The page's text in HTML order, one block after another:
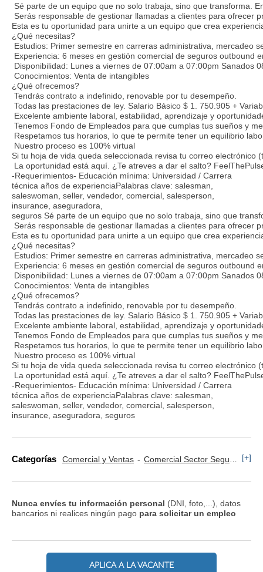
Sé parte de un equipo que no solo trabaja, sino que transforma.
Serás responsable de gestionar llamadas a clientes para ofrecer
Esta es tu oportunidad para unirte a un equipo que crea
¿Qué necesitas?
Estudios: Primer semestre en carreras administrativa, mercadeo
Experiencia: 6 meses en gestión comercial de seguros outbound
Disponibilidad: Lunes a viernes de 07:00am a 07:00pm Sanados
Conocimientos: Venta de intangibles
¿Qué ofrecemos?
Tendrás contrato a indefinido, renovable por tu desempeño.
Todas las prestaciones de ley. Salario Básico $ 1. 750.905 +
Excelente ambiente laboral, estabilidad, aprendizaje y
Tenemos Fondo de Empleados para que cumplas tus sueños y
Respetamos tus horarios, lo que te permite tener un equilibrio
Nuestro proceso es 100% virtual
Si tu hoja de vida queda seleccionada revisa tu correo
La oportunidad está aquí. ¿Te atreves a dar el salto?
-Requerimientos- Educación mínima: Universidad / Carrera
técnica años de experienciaPalabras clave: salesman,
saleswoman, seller, vendedor, comercial, salesperson,
insurance, aseguradora,
seguros Sé parte de un equipo que no solo trabaja, sino que
Serás responsable de gestionar llamadas a clientes para ofrecer
Esta es tu oportunidad para unirte a un equipo que crea
¿Qué necesitas?
Estudios: Primer semestre en carreras administrativa, mercadeo
Experiencia: 6 meses en gestión comercial de seguros outbound
Disponibilidad: Lunes a viernes de 07:00am a 07:00pm Sanados
Conocimientos: Venta de intangibles
¿Qué ofrecemos?
Tendrás contrato a indefinido, renovable por tu desempeño.
Todas las prestaciones de ley. Salario Básico $ 1. 750.905 +
Excelente ambiente laboral, estabilidad, aprendizaje y
Tenemos Fondo de Empleados para que cumplas tus sueños y
Respetamos tus horarios, lo que te permite tener un equilibrio
Nuestro proceso es 100% virtual
Si tu hoja de vida queda seleccionada revisa tu correo
La oportunidad está aquí. ¿Te atreves a dar el salto?
-Requerimientos- Educación mínima: Universidad / Carrera
técnica años de experienciaPalabras clave: salesman,
saleswoman, seller, vendedor, comercial, salesperson,
insurance, aseguradora, seguros
Categorías Comercial y Ventas Comercial Sector Seguros [+]
Nunca envíes tu información personal (DNI, foto,...), datos
bancarios ni realices ningún pago para solicitar un empleo
APLICA A LA VACANTE